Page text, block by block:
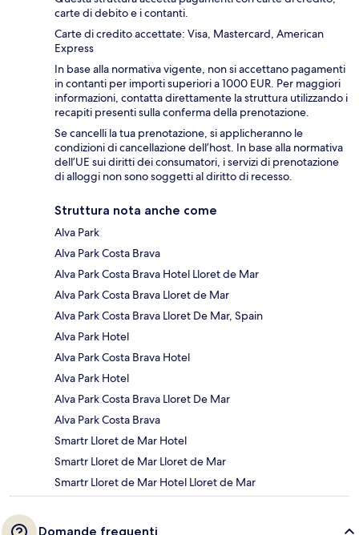
carte di debito e i contanti.
Carte di credito accettate: Visa, Mastercard, American
Express
In base alla normativa vigente, non si accettano pagamenti
in contanti per importi superiori a 1000 EUR. Per maggiori
informazioni, contatta direttamente la struttura utilizzando i
recapiti presenti sulla conferma della prenotazione.
Se cancelli la tua prenotazione, si applicheranno le
condizioni di cancellazione dell’host. In base alla normativa
dell’UE sui diritti dei consumatori, i servizi di prenotazione
di alloggi non sono soggetti al diritto di recesso.
Struttura nota anche come
Alva Park
Alva Park Costa Brava
Alva Park Costa Brava Hotel Lloret de Mar
Alva Park Costa Brava Lloret de Mar
Alva Park Costa Brava Lloret De Mar, Spain
Alva Park Hotel
Alva Park Costa Brava Hotel
Alva Park Hotel
Alva Park Costa Brava Lloret De Mar
Alva Park Costa Brava
Smartr Lloret de Mar Hotel
Smartr Lloret de Mar Lloret de Mar
Smartr Lloret de Mar Hotel Lloret de Mar
Domande frequenti